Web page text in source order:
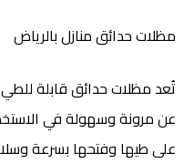
مظلات حدائق منازل بالرياض
تُعد مظلات حدائق قابلة للطي
عن مرونة وسهولة في
على طيها وفتحها بسرعة